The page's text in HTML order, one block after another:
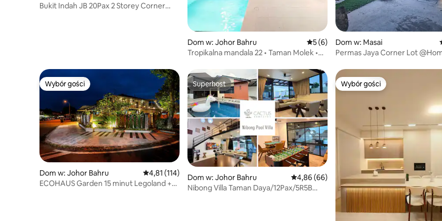
Bukit Indah JB 20Pax 2 Storey Corner
Dom w: Johor Bahru Średnia ocena: 5 na 5, liczba recenzji: 6
5 (6)
Tropikalna mandala 22 • Taman Molek •
Dom w: Masai
Permas Jaya Corner Lot
Wybór gości
Wybór gości
Dom w: Johor Bahru Średnia ocena: 4,81 na 5, liczba recenzji: 114
4,81 (114)
ECOHAUS Garden 15 minut Legoland +
Superhost
Superhost
Dom w: Johor Bahru Średnia ocena: 4,86 na 5, liczba recenzji: 66
4,86 (66)
Nibong Villa Taman Daya/12Pax/5R5B
Wybór gości
Wybór gości